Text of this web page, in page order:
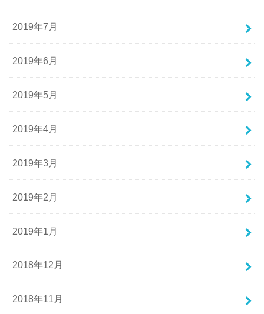
2019年7月
2019年6月
2019年5月
2019年4月
2019年3月
2019年2月
2019年1月
2018年12月
2018年11月